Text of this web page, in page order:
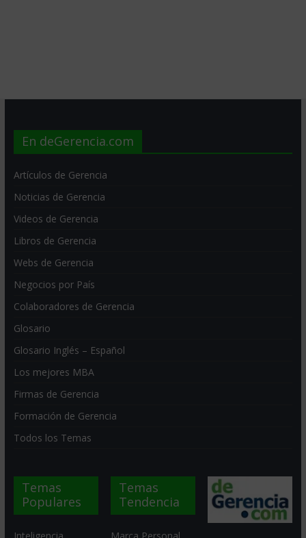
En deGerencia.com
Artículos de Gerencia
Noticias de Gerencia
Videos de Gerencia
Libros de Gerencia
Webs de Gerencia
Negocios por País
Colaboradores de Gerencia
Glosario
Glosario Inglés – Español
Los mejores MBA
Firmas de Gerencia
Formación de Gerencia
Todos los Temas
Temas
Populares
Temas
Tendencia